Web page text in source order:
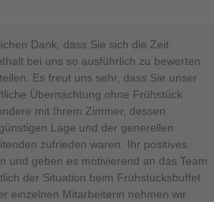
Dank, dass Sie sich die Zeit
bei uns so ausführlich zu bewerten
Es freut uns sehr, dass Sie unser
Übernachtung ohne Frühstück
mit Ihrem Zimmer, dessen
Lage und der generellen
zufrieden waren. Ihr positives
und geben es motivierend an das Team
der Situation beim Frühstücksbuffet
einzelnen Mitarbeiterin nehmen wir